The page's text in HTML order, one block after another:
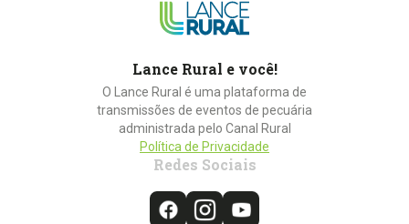
Lance Rural e você!
O Lance Rural é uma plataforma de
transmissões de eventos de pecuária
administrada pelo Canal Rural
Política de Privacidade
Redes Sociais